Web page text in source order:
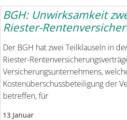
BGH: Unwirksamkeit
Riester-
Der BGH hat zwei Teilklauseln in
Riester-
Versicherungsunternehmens,
Kostenüberschussbeteiligung der
betreffen, für
13 Januar